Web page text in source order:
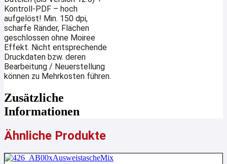
Kontroll-PDF – hoch
aufgelöst! Min. 150 dpi,
scharfe Ränder, Flächen
geschlossen ohne Moiree
Effekt. Nicht entsprechende
Druckdaten bzw. deren
Bearbeitung / Neuerstellung
können zu Mehrkosten führen.
Zusätzliche
Informationen
Ähnliche Produkte